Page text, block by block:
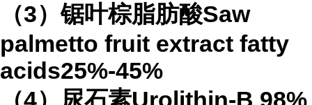
（3）锯叶棕脂肪酸Saw
palmetto fruit extract fatty
acids25%-45%
（4） 尿石素Urolithin-B 98%